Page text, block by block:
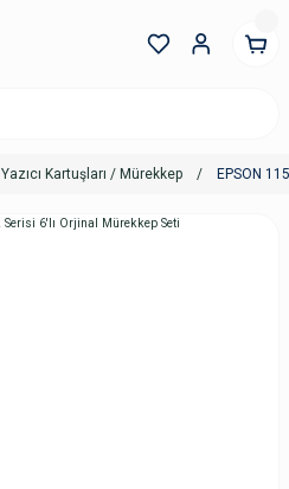
Yazıcı Kartuşları / Mürekkep EPSON